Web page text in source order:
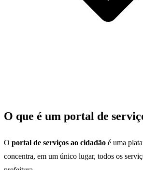
O que é um portal de
O portal de serviços ao cidadão é uma
concentra, em um único lugar, todos os